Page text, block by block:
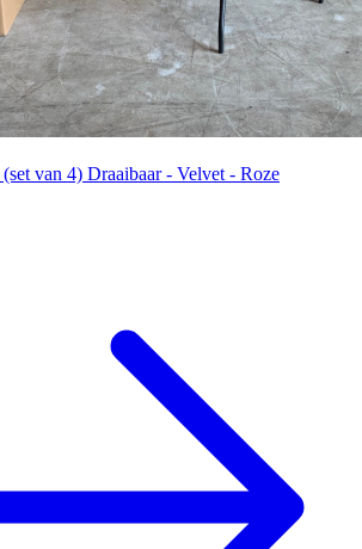
van 4) Draaibaar - Velvet - Roze